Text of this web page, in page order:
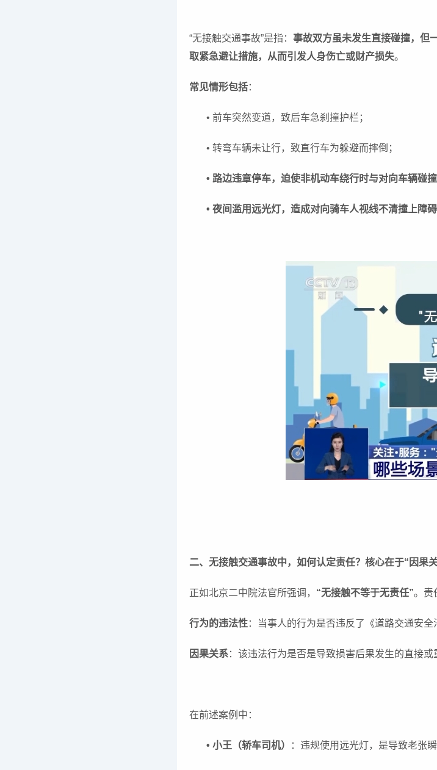
“无接触交通事故”是指： 事故双方虽未发生直接碰撞，但
取紧急避让措施，从而引发人身伤亡或财产损失。
常见情形包括：
• 前车突然变道，致后车急刹撞护栏；
• 转弯车辆未让行，致直行车为躲避而摔倒；
• 路边违章停车，迫使非机动车绕行时与对向车辆碰撞
• 夜间滥用远光灯，造成对向骑车人视线不清撞上障
二、无接触交通事故中，如何认定责任？核心在于“因果
正如北京二中院法官所强调， “无接触不等于无责任”。责
行为的违法性：当事人的行为是否违反了《道路交通安全
因果关系：该违法行为是否是导致损害后果发生的直接或
在前述案例中：
• 小王（轿车司机） ：违规使用远光灯，是导致老张